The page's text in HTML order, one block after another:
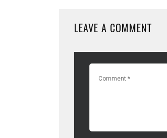
LEAVE A COMMENT